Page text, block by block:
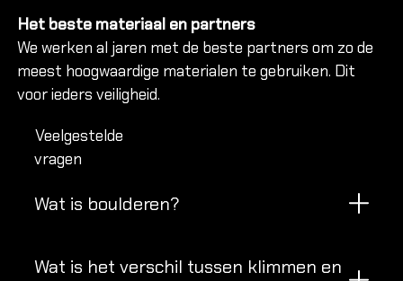
Over
Nieuws
Het beste materiaal en partners
We werken al jaren met de beste partners om zo de
meest hoogwaardige materialen te gebruiken. Dit
voor ieders veiligheid.
Veelgestelde
vragen
Wat is boulderen?
Wat is het verschil tussen klimmen en